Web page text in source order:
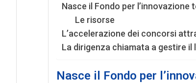
Nasce il Fondo per
Le risorse
L’accelerazione dei concorsi
La dirigenza chiamata a gestire
Nasce il Fondo per